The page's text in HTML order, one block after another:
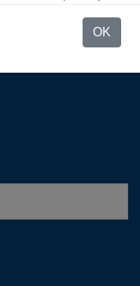
информации
OK